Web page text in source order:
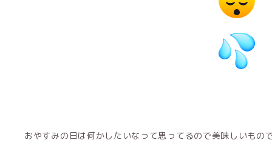
おやすみの日は何かしたいなって思ってるので美味しいもの